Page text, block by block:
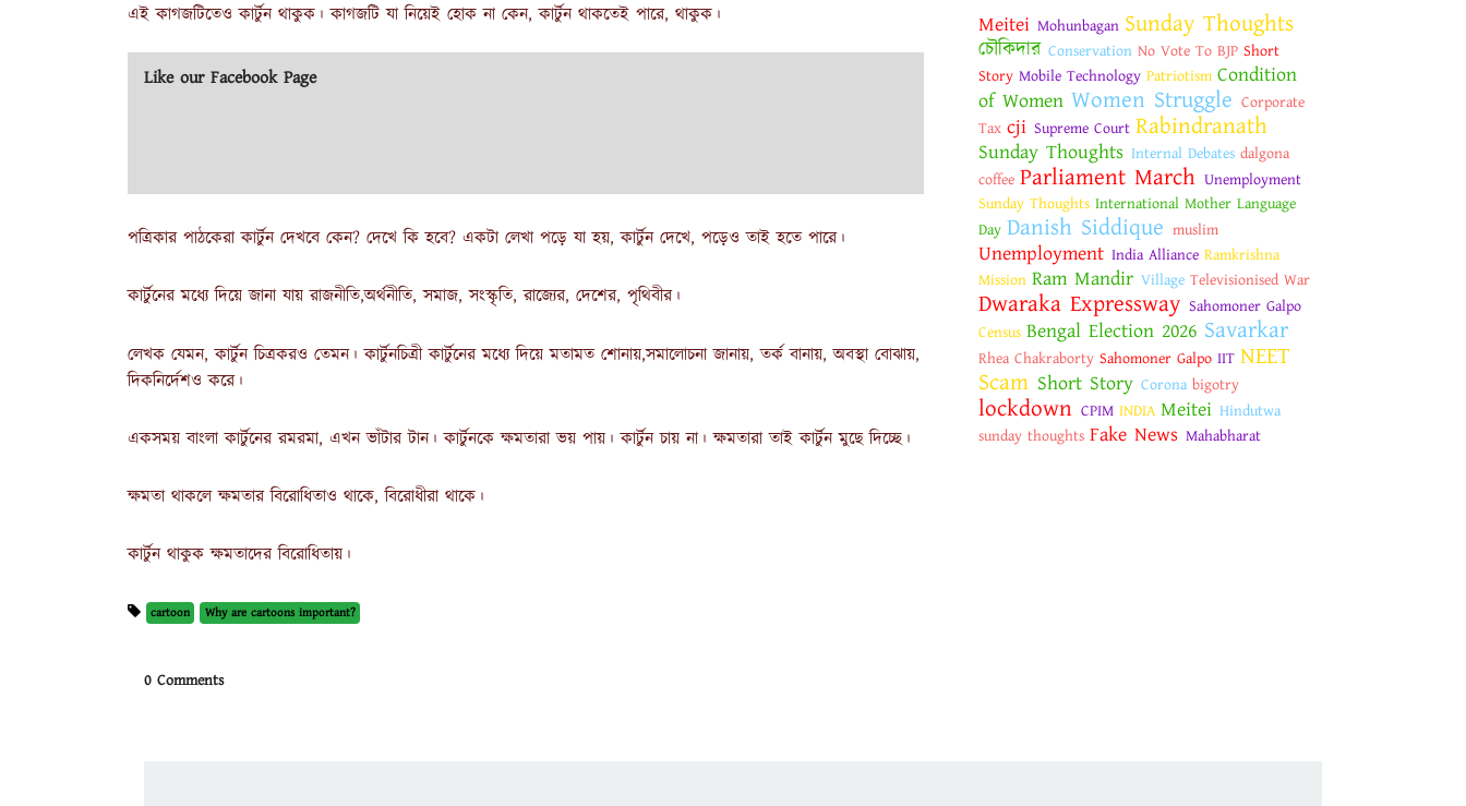
এই কাগজটিতেও কার্টুন থাকুক। কাগজটি যা নিয়েই হোক না কেন, কার্টুন থাকতেই পারে, থাকুক।
Like our Facebook Page
পত্রিকার পাঠকেরা কার্টুন দেখবে কেন? দেখে কি হবে? একটা লেখা পড়ে যা হয়, কার্টুন দেখে, পড়েও তাই হতে পারে।
কার্টুনের মধ্যে দিয়ে জানা যায় রাজনীতি,অর্থনীতি, সমাজ, সংস্কৃতি, রাজ্যের, দেশের, পৃথিবীর।
লেখক যেমন, কার্টুন চিত্রকরও তেমন। কার্টুনচিত্রী কার্টুনের মধ্যে দিয়ে মতামত শোনায়,সমালোচনা জানায়, তর্ক বানায়, অবস্থা বোঝায়,
দিকনির্দেশও করে।
একসময় বাংলা কার্টুনের রমরমা, এখন ভাঁটার টান। কার্টুনকে ক্ষমতারা ভয় পায়। কার্টুন চায় না। ক্ষমতারা তাই কার্টুন মুছে দিচ্ছে।
ক্ষমতা থাকলে ক্ষমতার বিরোধিতাও থাকে, বিরোধীরা থাকে।
কার্টুন থাকুক ক্ষমতাদের বিরোধিতায়।
cartoon Why are cartoons important?
Meitei Mohunbagan Sunday Thoughts
চৌকিদার Conservation No Vote To BJP Short
Story Mobile Technology Patriotism Condition
of Women Women Struggle Corporate
Tax cji Supreme Court Rabindranath
Sunday Thoughts Internal Debates dalgona
coffee Parliament March Unemployment
Sunday Thoughts International Mother Language
Day Danish Siddique muslim
Unemployment India Alliance Ramkrishna
Mission Ram Mandir Village Televisionised War
Dwaraka Expressway Sahomoner Galpo
Census Bengal Election 2026 Savarkar
Rhea Chakraborty Sahomoner Galpo IIT NEET
Scam Short Story Corona bigotry
lockdown CPIM INDIA Meitei Hindutwa
sunday thoughts Fake News Mahabharat
0 Comments